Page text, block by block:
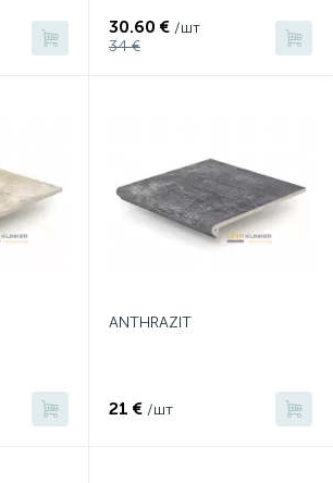
30.60 € /шт
34 €
ANTHRAZIT
21 € /шт